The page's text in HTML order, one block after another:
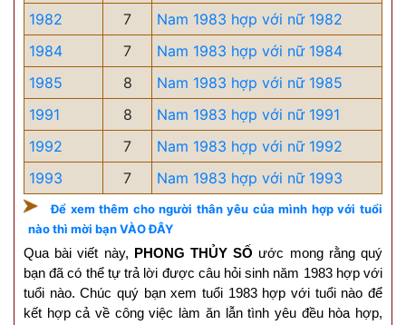
1982
7
Nam 1983 hợp với nữ 1982
1984
7
Nam 1983 hợp với nữ 1984
1985
8
Nam 1983 hợp với nữ 1985
1991
8
Nam 1983 hợp với nữ 1991
1992
7
Nam 1983 hợp với nữ 1992
1993
7 Nam 1983 hợp với nữ 1993
Để xem thêm cho người thân yêu của mình hợp với tuổi
nào thì mời bạn VÀO ĐÂY
Qua bài viết này,
PHONG THỦY SỐ ước mong rằng quý
bạn đã có thể tự trả lời được câu hỏi sinh năm 1983 hợp với
tuổi nào. Chúc quý bạn xem tuổi 1983 hợp với tuổi nào để
kết hợp cả về công việc làm ăn lẫn tình yêu đều hòa hợp,